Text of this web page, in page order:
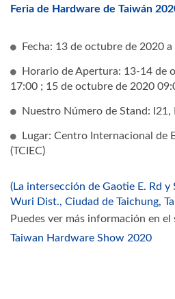
Feria de Hardware de Taiwán
Fecha: 13 de octubre de 2020
Horario de Apertura: 13-14 de
17:00 ; 15 de octubre de 2020
Nuestro Número de Stand: I21,
Lugar: Centro Internacional de
(TCIEC)
(La intersección de Gaotie E. Rd y
Wuri Dist., Ciudad de Taichung,
Puedes ver más información en
Taiwan Hardware Show 2020